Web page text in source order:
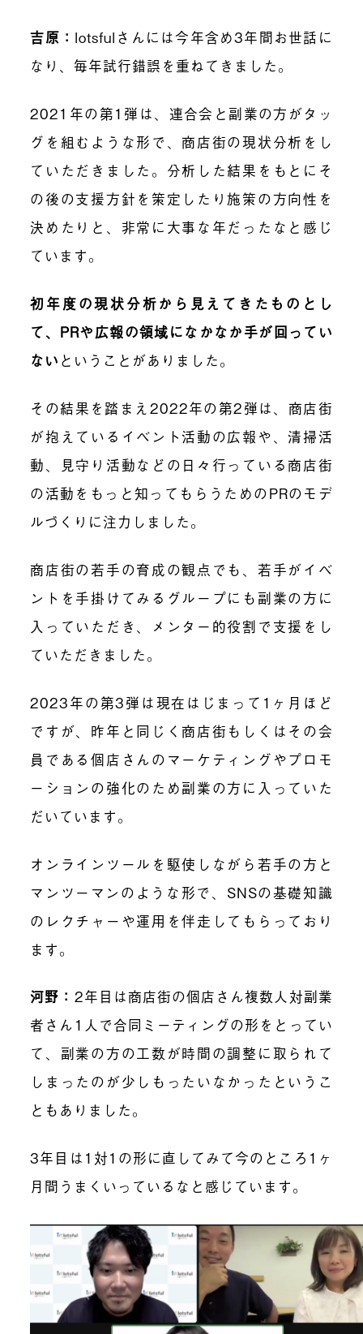
吉原： lotsfulさんには今年含め3年間お世話に
なり、毎年試行錯誤を重ねてきました。
2021年の第1弾は、連合会と副業の方がタッ
グを組むような形で、商店街の現状分析をし
ていただきました。分析した結果をもとにそ
の後の支援方針を策定したり施策の方向性を
決めたりと、非常に大事な年だったなと感じ
ています。
初年度の現状分析から見えてきたものとし
て、PRや広報の領域になかなか手が回ってい
ない ということがありました。
その結果を踏まえ2022年の第2弾は、商店街
が抱えているイベント活動の広報や、清掃活
動、見守り活動などの日々行っている商店街
の活動をもっと知ってもらうためのPRのモデ
ルづくりに注力しました。
商店街の若手の育成の観点でも、若手がイベ
ントを手掛けてみるグループにも副業の方に
入っていただき、メンター的役割で支援をし
ていただきました。
2023年の第3弾は現在はじまって1ヶ月ほど
ですが、昨年と同じく商店街もしくはその会
員である個店さんのマーケティングやプロモ
ーションの強化のため副業の方に入っていた
だいています。
オンラインツールを駆使しながら若手の方と
マンツーマンのような形で、SNSの基礎知識
のレクチャーや運用を伴走してもらっており
ます。
河野： 2年目は商店街の個店さん複数人対副業
者さん1人で合同ミーティングの形をとってい
て、副業の方の工数が時間の調整に取られて
しまったのが少しもったいなかったというこ
ともありました。
3年目は1対1の形に直してみて今のところ1ヶ
月間うまくいっているなと感じています。